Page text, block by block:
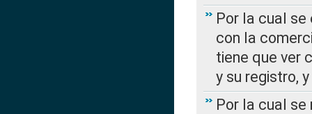
Por la cual
con la
tiene que ver
y su registro,
Por la cual